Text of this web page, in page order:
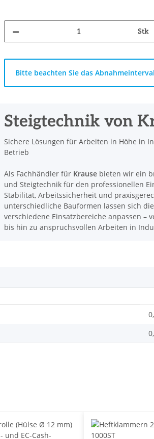
Stk
x
Bitte beachten Sie das
Steigtechnik von
Sichere Lösungen für Arbeiten in Höhe in
Betrieb
Als Fachhändler für Krause bieten wir ein
und Steigtechnik für den professionellen
Stabilität, Arbeitssicherheit und
unterschiedliche Bauformen lassen sich
verschiedene Einsatzbereiche anpassen –
bis hin zu anspruchsvollen Arbeiten in